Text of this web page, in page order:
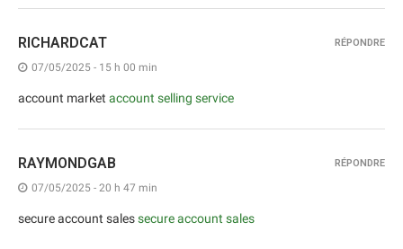
RICHARDCAT
07/05/2025 - 15 h 00 min
account market account selling service
RÉPONDRE
RAYMONDGAB
07/05/2025 - 20 h 47 min
secure account salessecure account sales
RÉPONDRE